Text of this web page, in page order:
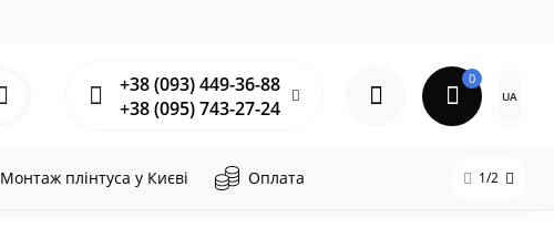
+38 (093) 449-36-88
+38 (095) 743-27-24
0
UA
Монтаж плінтуса у Києві Оплата 1/2